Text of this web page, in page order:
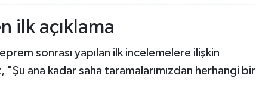
ilk açıklama
sonrası yapılan ilk incelemelere ilişkin
"Şu ana kadar saha taramalarımızdan herhangi bir